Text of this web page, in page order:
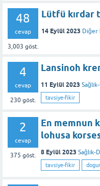
48
cevap
3,003 göst.
Lütfü kırdar
14 Eylül 2023 Diğer
4
cevap
230göst.
Lansinoh
11 Eylül 2023
tavsiye-fikir
2
cevap
375 göst.
En memnun
lohusa
8 Eylül 2023 Sağlık-
tavsiye-fikir